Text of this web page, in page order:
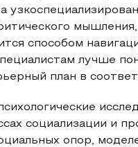
способом
лучше
план в
социализации и
опор,